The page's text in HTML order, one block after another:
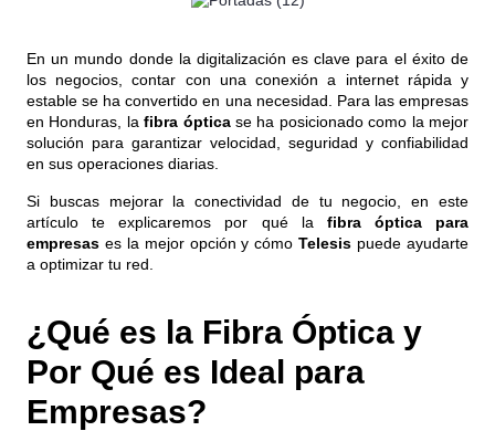
En un mundo donde la digitalización es clave para el éxito de
los negocios, contar con una conexión a internet rápida y
estable se ha convertido en una necesidad. Para las empresas
en Honduras, lafibra ópticase ha posicionado como la mejor
solución para garantizar velocidad, seguridad y confiabilidad
en sus operaciones diarias.
Si buscas mejorar la conectividad de tu negocio, en este
artículo te explicaremos por qué la fibra óptica para
empresas es la mejor opción y cómoTelesis puede ayudarte
a optimizar tu red.
¿Qué es la Fibra Óptica y
Por Qué es Ideal para
Empresas?